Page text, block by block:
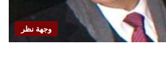
وجهة نظر